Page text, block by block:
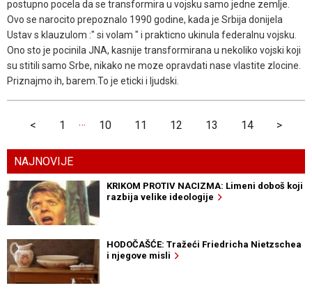
postupno pocela da se transformira u vojsku samo jedne zemlje.
Ovo se narocito prepoznalo 1990 godine, kada je Srbija donijela
Ustav s klauzulom :" si volam " i prakticno ukinula federalnu vojsku.
Ono sto je pocinila JNA, kasnije transformirana u nekoliko vojski koji
su stitili samo Srbe, nikako ne moze opravdati nase vlastite zlocine.
Priznajmo ih, barem.To je eticki i ljudski.
< 1 … 10 11 12 13 14 >
NAJNOVIJE
KRIKOM PROTIV NACIZMA: Limeni doboš koji
razbija velike ideologije
HODOČAŠĆE: Tražeći Friedricha Nietzschea
i njegove misli